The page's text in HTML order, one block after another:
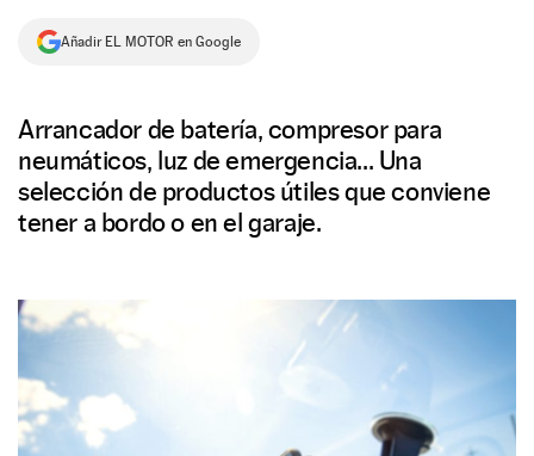
NEWSLETTER
Añadir EL MOTOR en Google
Arrancador de batería, compresor para
neumáticos, luz de emergencia... Una
selección de productos útiles que conviene
tener a bordo o en el garaje.